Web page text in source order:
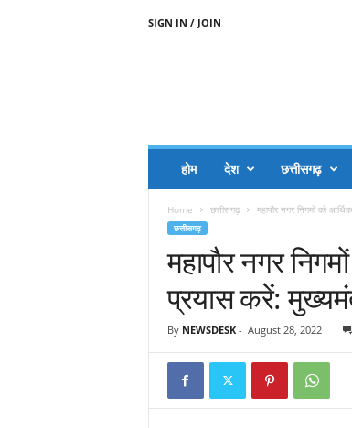
SIGN IN / JOIN
होम देश छत्तीसगढ़
Home छत्तीसगढ़ महापौर नगर निगमों को
छत्तीसगढ़
महापौर नगर
प्रयास करें:
By NEWSDESK- August 28, 2022